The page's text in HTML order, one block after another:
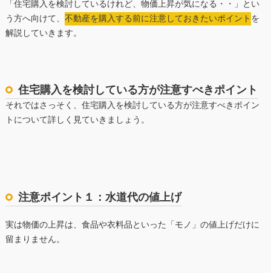
「住宅購入を検討しているけれど、物価上昇が気になる・・」とい
う方へ向けて、 不動産を購入する前に注意しておきたいポイントを
解説していきます。
住宅購入を検討している方が注意すべきポイント
それではさっそく、住宅購入を検討している方が注意すべきポイン
トについて詳しく見ていきましょう。
注意ポイント１：水道代の値上げ
実は物価の上昇は、食品や衣料品といった「モノ」の値上げだけに
留まりません。